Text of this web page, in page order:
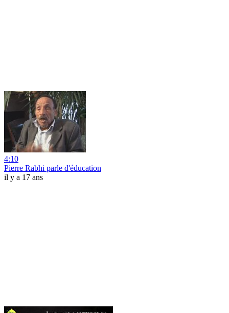
4:10
Pierre Rabhi parle d'éducation
il y a 17 ans